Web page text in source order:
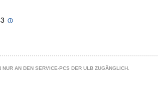
AN DEN SERVICE-PCS DER ULB ZUGÄNGLICH.